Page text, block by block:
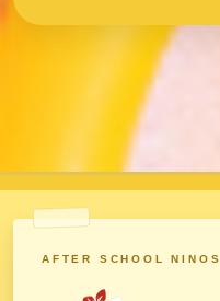
AFTER SCHOOL NINOS